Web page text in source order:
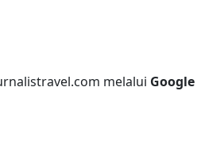
melalui